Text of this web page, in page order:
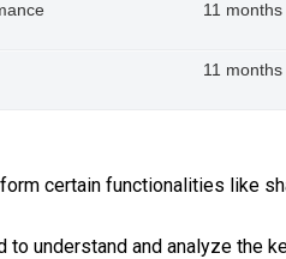
11 months
11 months
certain functionalities like
to understand and analyze the